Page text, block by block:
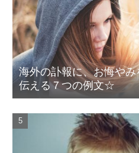
海外の訃報に、お悔や
伝える７つの例文☆